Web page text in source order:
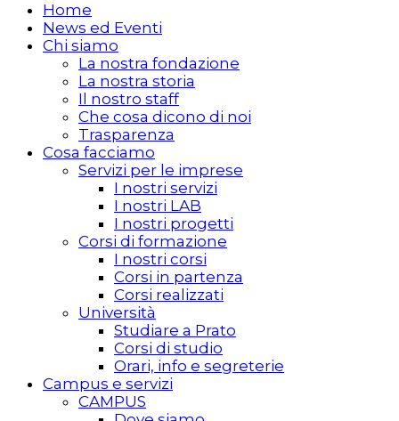
Home
News ed Eventi
Chi siamo
La nostra fondazione
La nostra storia
Il nostro staff
Che cosa dicono di noi
Trasparenza
Cosa facciamo
Servizi per le imprese
I nostri servizi
I nostri LAB
I nostri progetti
Corsi di formazione
I nostri corsi
Corsi in partenza
Corsi realizzati
Università
Studiare a Prato
Corsi di studio
Orari, info e segreterie
Campus e servizi
CAMPUS